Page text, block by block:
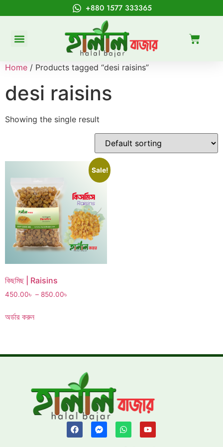
+880 1577 333365
Home / Products tagged “desi raisins”
desi raisins
Showing the single result
Sale!
কিছমিছ | Raisins
450.00৳ – 850.00৳
অর্ডার করুন